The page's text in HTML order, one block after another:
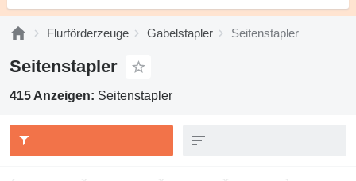
Flurförderzeuge Gabelstapler Seitenstapler
Seitenstapler
415 Anzeigen: Seitenstapler